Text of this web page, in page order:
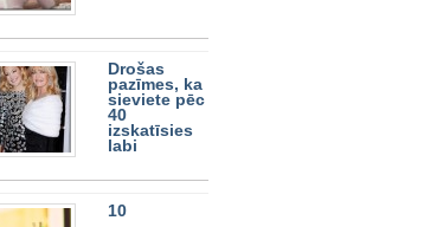
Drošas
pazīmes, ka
sieviete pēc
40
izskatīsies
labi
10